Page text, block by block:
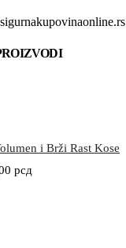
i Brži Rast Kose
рсд